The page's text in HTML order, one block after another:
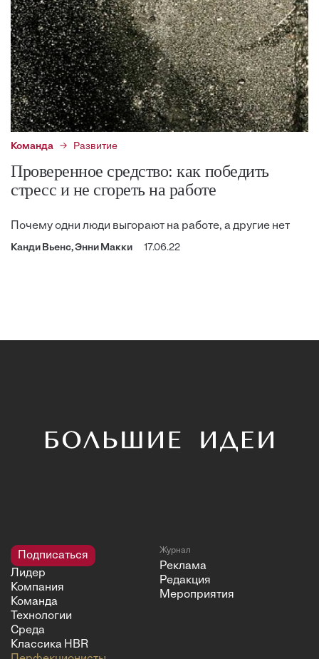
Команда Развитие
Проверенное средство: как победить
стресс и не сгореть на работе
Почему одни люди выгорают на работе, а другие нет
Канди Вьенс, Энни Макки 17.06.22
Подписаться
Лидер
Компания
Команда
Технологии
Среда
Классика HBR
Журнал
Реклама
Редакция
Мероприятия